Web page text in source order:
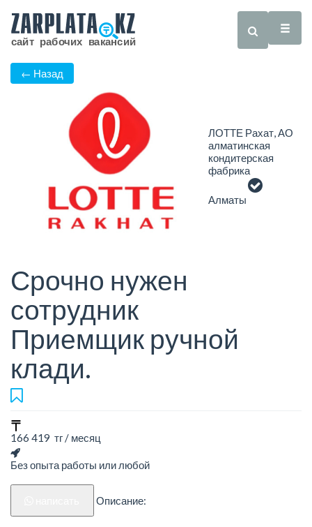
← Назад
ЛОТТЕ Рахат, АО
алматинская
кондитерская
фабрика
Алматы
Срочно нужен
сотрудник
Приемщик ручной
клади.
166 419 тг / месяц
Без опыта работы или любой
Описание: